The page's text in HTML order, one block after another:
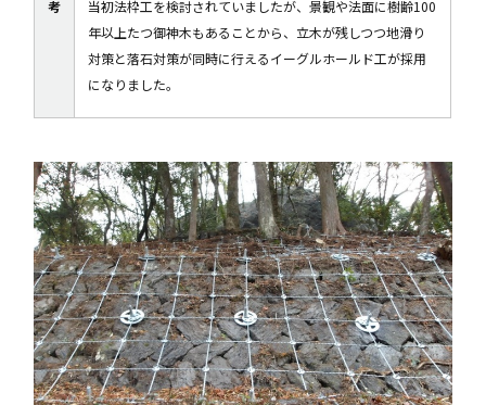
考
当初法枠工を検討されていましたが、景観や法面に樹齢100
年以上たつ御神木もあることから、立木が残しつつ地滑り
対策と落石対策が同時に行えるイーグルホールド工が採用
になりました。